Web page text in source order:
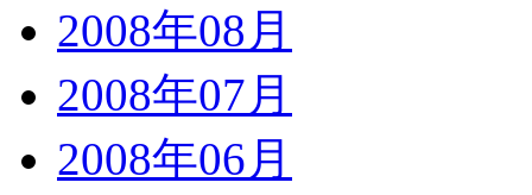
2008年08月
2008年07月
2008年06月